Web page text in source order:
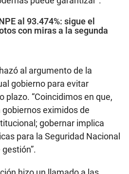
gobierno para evitar
“Coincidimos en que,
gobiernos eximidos de
gobernar implica
hizo un llamado a las
que prioricen los intereses
“El equipamiento
Fuerzas Armadas no es un